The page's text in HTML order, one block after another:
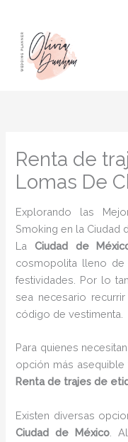
contenido
Renta de
Lomas De
Explorando las
Smoking en la Ciudad
LaCiudad de
cosmopolita lleno de
festividades. Por lo
sea necesario
código de vestimenta.
Para quienes
opción más
Renta de trajes de
Existen diversas
Ciudad de México .